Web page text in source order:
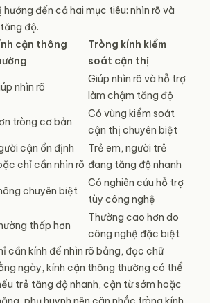
đến cả hai mục tiêu: nhìn rõ và
độ.
cận thông
Tròng kính kiểm
soát cận thị
nhìn rõ
Giúp nhìn rõ và hỗ trợ
làm chậm tăng độ
tròng cơ bản
Có vùng kiểm soát
cận thị chuyên biệt
cận ổn định
chỉ cần nhìn rõ
Trẻ em, người trẻ
đang tăng độ nhanh
chuyên biệt
Có nghiên cứu hỗ trợ
tùy công nghệ
thấp hơn
Thường cao hơn do
công nghệ đặc biệt
cần kính để nhìn rõ bảng, đọc chữ
ngày, kính cận thông thường có thể
trẻ tăng độ nhanh, cận từ sớm hoặc